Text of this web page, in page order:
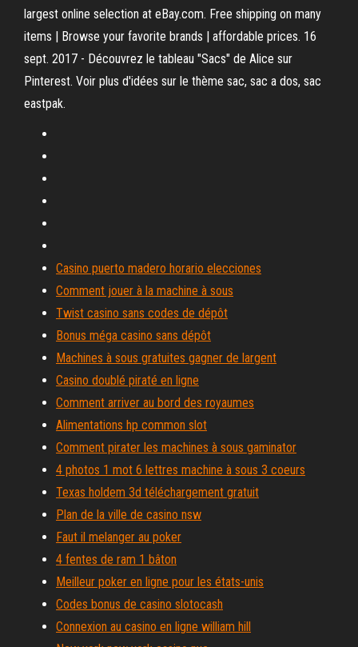
largest online selection at eBay.com. Free shipping on many
items | Browse your favorite brands | affordable prices. 16
sept. 2017 - Découvrez le tableau "Sacs" de Alice sur
Pinterest. Voir plus d'idées sur le thème sac, sac a dos, sac
eastpak.
Casino puerto madero horario elecciones
Comment jouer à la machine à sous
Twist casino sans codes de dépôt
Bonus méga casino sans dépôt
Machines à sous gratuites gagner de largent
Casino doublé piraté en ligne
Comment arriver au bord des royaumes
Alimentations hp common slot
Comment pirater les machines à sous gaminator
4 photos 1 mot 6 lettres machine à sous 3 coeurs
Texas holdem 3d téléchargement gratuit
Plan de la ville de casino nsw
Faut il melanger au poker
4 fentes de ram 1 bâton
Meilleur poker en ligne pour les états-unis
Codes bonus de casino slotocash
Connexion au casino en ligne william hill